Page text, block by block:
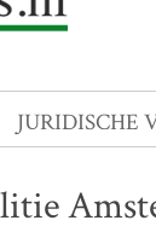
JURIDISCHE